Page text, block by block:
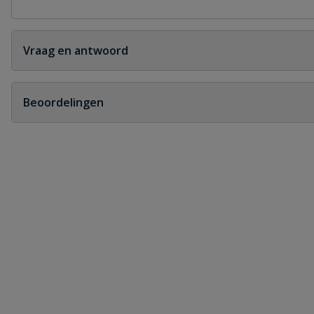
Vraag en antwoord
Geen vragen
Beoordelingen